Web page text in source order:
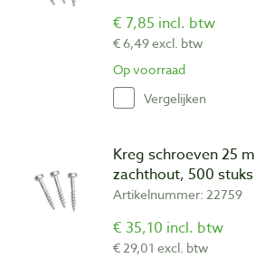
€ 7,85 incl. btw
€ 6,49 excl. btw
Op voorraad
Vergelijken
Kreg schroeven 25
zachthout, 500 stuks
Artikelnummer: 22759
€ 35,10 incl. btw
€ 29,01 excl. btw